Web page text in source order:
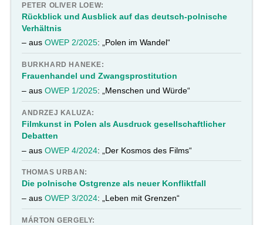
PETER OLIVER LOEW:
Rückblick und Ausblick auf das deutsch-polnische
Verhältnis
– ausOWEP 2/2025: „Polen im Wandel“
BURKHARD HANEKE:
Frauenhandel und Zwangsprostitution
– ausOWEP 1/2025: „Menschen und Würde“
ANDRZEJ KALUZA:
Filmkunst in Polen als Ausdruck gesellschaftlicher
Debatten
– ausOWEP 4/2024: „Der Kosmos des Films“
THOMAS URBAN:
Die polnische Ostgrenze als neuer Konfliktfall
– ausOWEP 3/2024: „Leben mit Grenzen“
MÁRTON GERGELY: